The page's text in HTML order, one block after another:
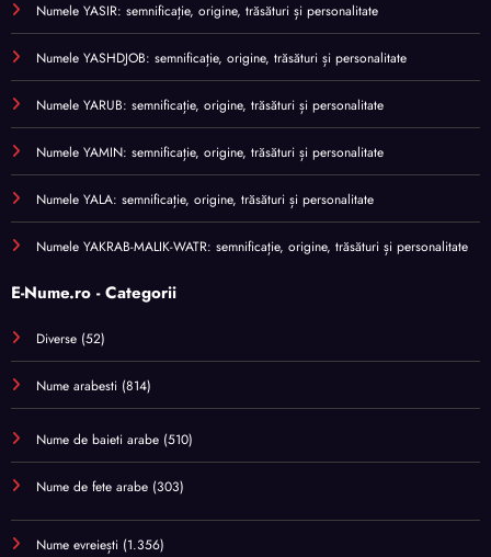
Numele YASIR: semnificație, origine, trăsături și personalitate
Numele YASHDJOB: semnificație, origine, trăsături și personalitate
Numele YARUB: semnificație, origine, trăsături și personalitate
Numele YAMIN: semnificație, origine, trăsături și personalitate
Numele YALA: semnificație, origine, trăsături și personalitate
Numele YAKRAB-MALIK-WATR: semnificație, origine, trăsături și personalitate
E-Nume.ro - Categorii
Diverse (52)
Nume arabesti (814)
Nume de baieti arabe (510)
Nume de fete arabe (303)
Nume evreiești (1.356)